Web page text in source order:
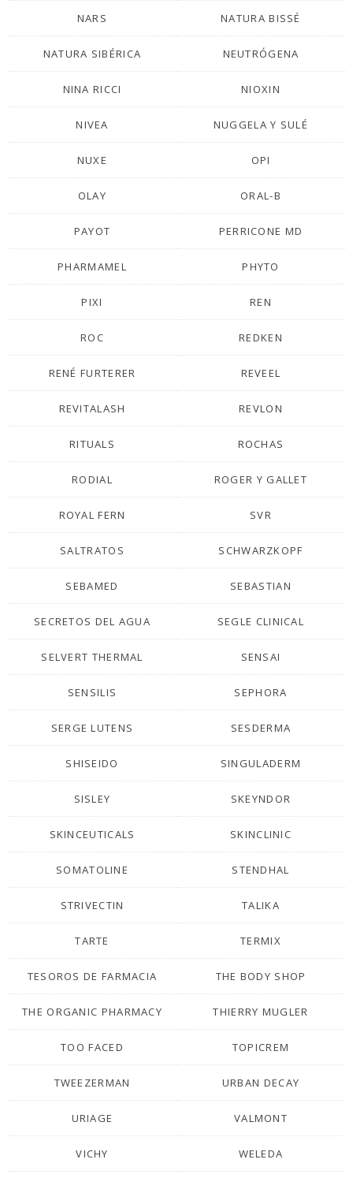
NARS NATURA BISSÉ
NATURA SIBÉRICA NEUTRÓGENA
NINA RICCI NIOXIN
NIVEA NUGGELA Y SULÉ
NUXE OPI
OLAY ORAL-B
PAYOT PERRICONE MD
PHARMAMEL PHYTO
PIXI REN
ROC REDKEN
RENÉ FURTERER REVEEL
REVITALASH REVLON
RITUALS ROCHAS
RODIAL ROGER Y GALLET
ROYAL FERN SVR
SALTRATOS SCHWARZKOPF
SEBAMED SEBASTIAN
SECRETOS DEL AGUA SEGLE CLINICAL
SELVERT THERMAL SENSAI
SENSILIS SEPHORA
SERGE LUTENS SESDERMA
SHISEIDO SINGULADERM
SISLEY SKEYNDOR
SKINCEUTICALS SKINCLINIC
SOMATOLINE STENDHAL
STRIVECTIN TALIKA
TARTE TERMIX
TESOROS DE FARMACIA THE BODY SHOP
THE ORGANIC PHARMACY THIERRY MUGLER
TOO FACED TOPICREM
TWEEZERMAN URBAN DECAY
URIAGE VALMONT
VICHY WELEDA